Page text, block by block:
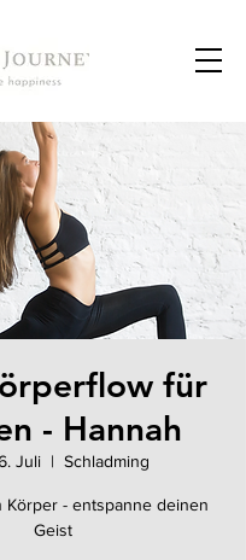
für
- Hannah
Juli
  |
Schladming
Körper - entspanne deinen
Geist